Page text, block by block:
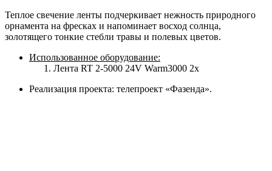
Теплое свечение ленты подчеркивает нежность природного
орнамента на фресках и напоминает восход солнца,
золотящего тонкие стебли травы и полевых цветов.
Использованное оборудование:
Лента RT 2-5000 24V Warm3000 2x
Реализация проекта: телепроект «Фазенда».